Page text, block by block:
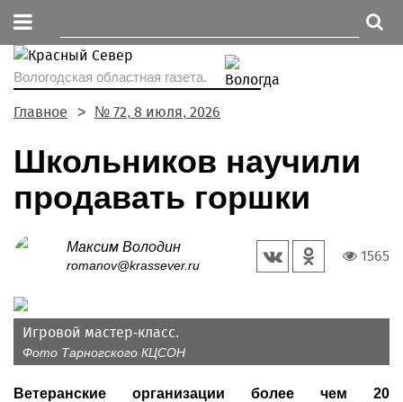
Вологодская областная газета.
Главное № 72, 8 июля, 2026
Школьников научили
продавать горшки
Максим Володин
romanov@krassever.ru
1565
Игровой мастер-класс.
Фото Тарногского КЦСОН
Ветеранские организации более чем 20